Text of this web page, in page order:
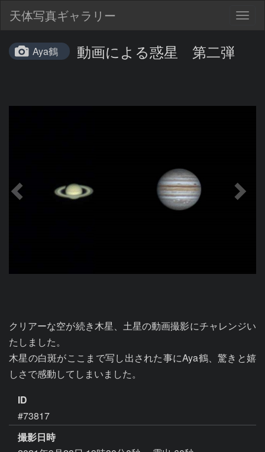
天体写真ギャラリー
Aya鶴 動画による惑星 第二弾
クリアーな空が続き木星、土星の動画撮影にチャレンジい
たしました。
木星の白斑がここまで写し出された事にAya鶴、驚きと嬉
しさで感動してしまいました。
ID
#73817
撮影日時